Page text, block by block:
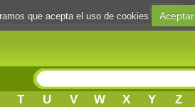
Login
T U V W X Y Z
que acepta el uso de cookies Aceptar